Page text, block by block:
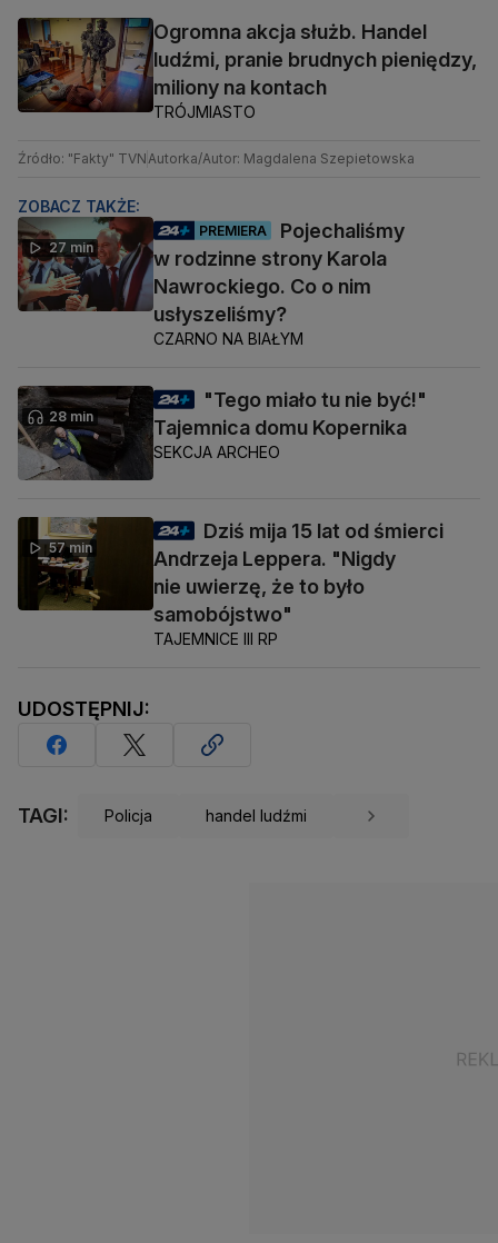
Ogromna akcja służb. Handel
ludźmi, pranie brudnych pieniędzy,
miliony na kontach
TRÓJMIASTO
Źródło: "Fakty" TVNAutorka/Autor: Magdalena Szepietowska
ZOBACZ TAKŻE:
27 min
PREMIERA
Pojechaliśmy
w rodzinne strony Karola
Nawrockiego. Co o nim
usłyszeliśmy?
CZARNO NA BIAŁYM
28 min
"Tego miało tu nie być!"
Tajemnica domu Kopernika
SEKCJA ARCHEO
57 min
Dziś mija 15 lat od śmierci
Andrzeja Leppera. "Nigdy
nie uwierzę, że to było
samobójstwo"
TAJEMNICE III RP
UDOSTĘPNIJ:
TAGI: Policja handel ludźmi